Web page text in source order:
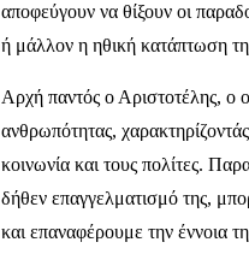
αποφεύγουν να θίξουν οι
ή μάλλον η ηθική κατάπτωση
Αρχή παντός ο Αριστοτέλης, ο
ανθρωπότητας,
κοινωνία και τους πολίτες.
δήθεν επαγγελματισμό της,
και επαναφέρουμε την έννοια